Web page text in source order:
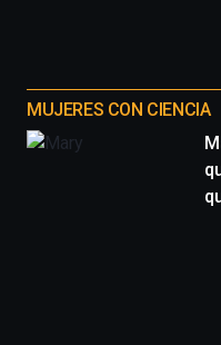
MUJERES CON CIENCIA